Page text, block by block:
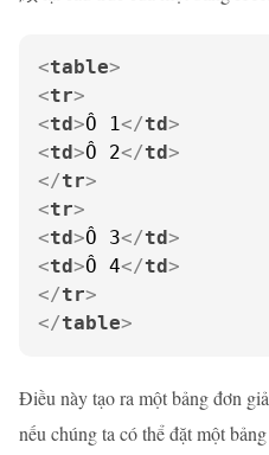
<table>
<tr>
<td>Ô 1</td>
<td>Ô 2</td>
</tr>
<tr>
<td>Ô 3</td>
<td>Ô 4</td>
</tr>
</table>
Điều này tạo ra một bảng đơn
nếu chúng ta có thể đặt một